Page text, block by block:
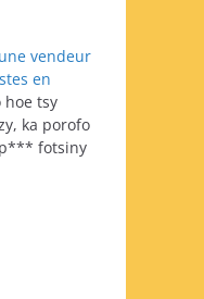
vendeur
en
hoe tsy
ka porofo
fotsiny